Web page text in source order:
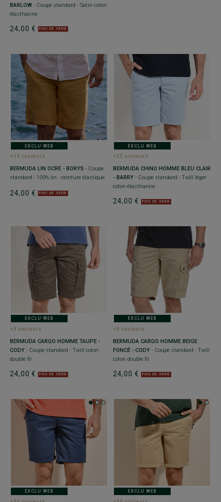
BARLOW - Coupe standard - Satin coton
élasthanne
24,00 € FINS DE SÉRIE
EXCLU WEB
+13 couleurs
BERMUDA LIN OCRE - BORYS - Coupe
standard - 100% lin - ceinture élastique
24,00 € FINS DE SÉRIE
EXCLU WEB
+35 couleurs
BERMUDA CHINO HOMME BLEU CLAIR
- BARRY - Coupe standard - Twill léger
coton élasthanne
24,00 € FINS DE SÉRIE
EXCLU WEB
+3 couleurs
BERMUDA CARGO HOMME TAUPE -
CODY - Coupe standard - Twill coton
double fil
24,00 € FINS DE SÉRIE
EXCLU WEB
+3 couleurs
BERMUDA CARGO HOMME BEIGE
FONCÉ - CODY - Coupe standard - Twill
coton double fil
24,00 € FINS DE SÉRIE
EXCLU WEB EXCLU WEB